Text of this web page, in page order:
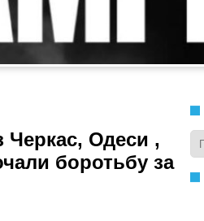
Черкас, Одеси ,
боротьбу за